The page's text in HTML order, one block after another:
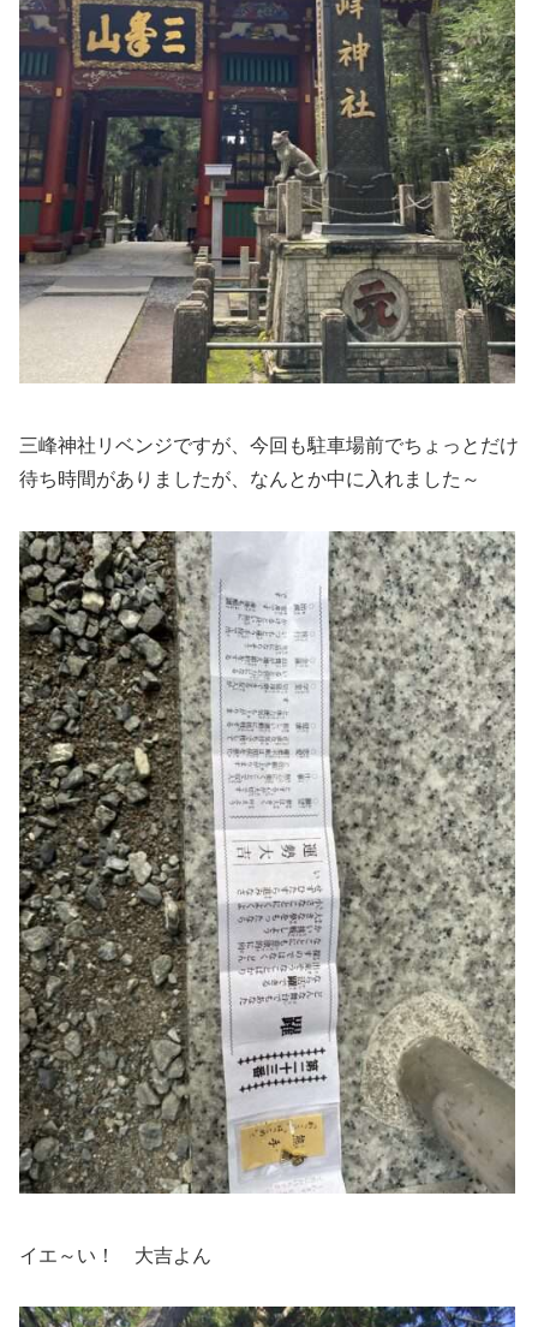
三峰神社リベンジですが、今回も駐車場前でちょっとだけ
待ち時間がありましたが、なんとか中に入れました～
イエ～い！ 大吉よん